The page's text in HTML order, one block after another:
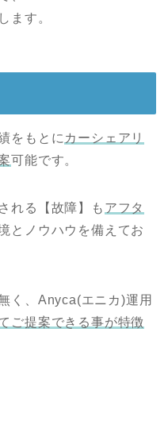
ます。
をもとに カーシェアリ
可能です。
れる【故障】も アフタ
とノウハウを備えてお
く、Anyca(エニカ)運用
ご提案できる事が特徴